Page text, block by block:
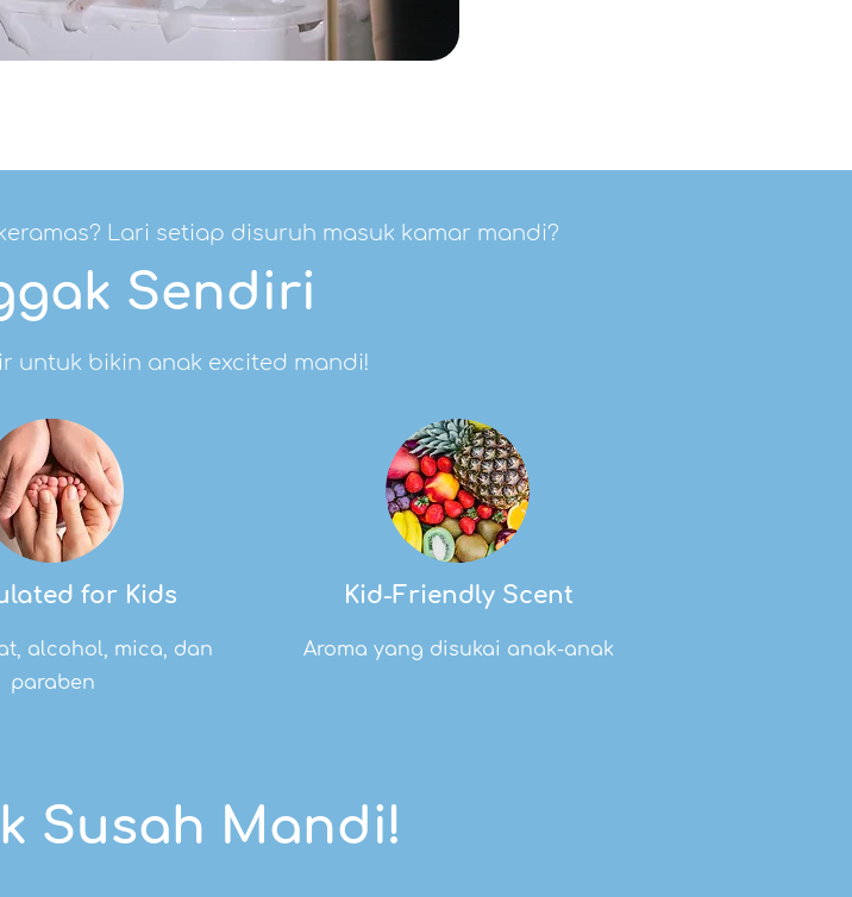
Lari setiap disuruh masuk kamar mandi?
Sendiri
untuk bikin anak excited mandi!
for Kids
alcohol, mica, dan
paraben
Kid-Friendly Scent
Aroma yang disukai anak-anak
Susah Mandi!